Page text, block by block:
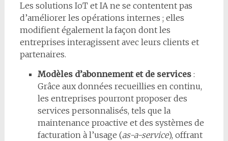
Les solutions IoT et IA ne se contentent pas
d’améliorer les opérations internes ; elles
modifient également la façon dont les
entreprises interagissent avec leurs clients et
partenaires.
Modèles d’abonnement et de services:
Grâce aux données recueillies en continu,
les entreprises pourront proposer des
services personnalisés, tels que la
maintenance proactive et des systèmes de
facturation à l’usage (as-a-service), offrant